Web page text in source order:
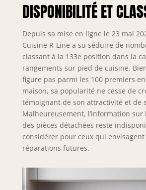
DISPONIBILITÉ ET
Depuis sa mise en ligne le 23 mai
Cuisine R-Line a su séduire de
classant à la 133e position dans la
rangements sur pied de cuisine.
figure pas parmi les 100 premiers
maison, sa popularité ne cesse de
témoignant de son attractivité et de
Malheureusement, l’information
des pièces détachées reste
considérer pour ceux qui
réparations futures.